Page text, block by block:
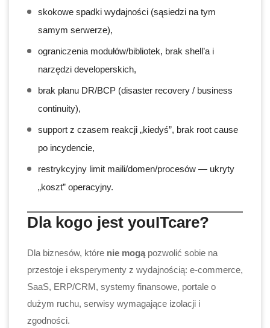
skokowe spadki wydajności (sąsiedzi na tym
samym serwerze),
ograniczenia modułów/bibliotek, brak shell’a i
narzędzi developerskich,
brak planu DR/BCP (disaster recovery / business
continuity),
support z czasem reakcji „kiedyś”, brak root cause
po incydencie,
restrykcyjny limit maili/domen/procesów — ukryty
„koszt” operacyjny.
Dla kogo jest youITcare?
Dla biznesów, które nie mogą pozwolić sobie na
przestoje i eksperymenty z wydajnością: e-commerce,
SaaS, ERP/CRM, systemy finansowe, portale o
dużym ruchu, serwisy wymagające izolacji i
zgodności.